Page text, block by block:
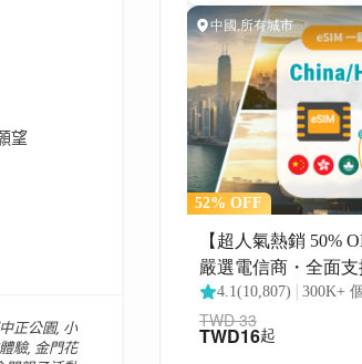
望
玩金門景點，發掘特色美食小吃，體驗在地文化特色”
正公園, 小
驗, 金門花